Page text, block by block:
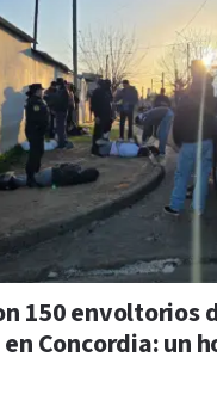
150 envoltorios
Concordia: un